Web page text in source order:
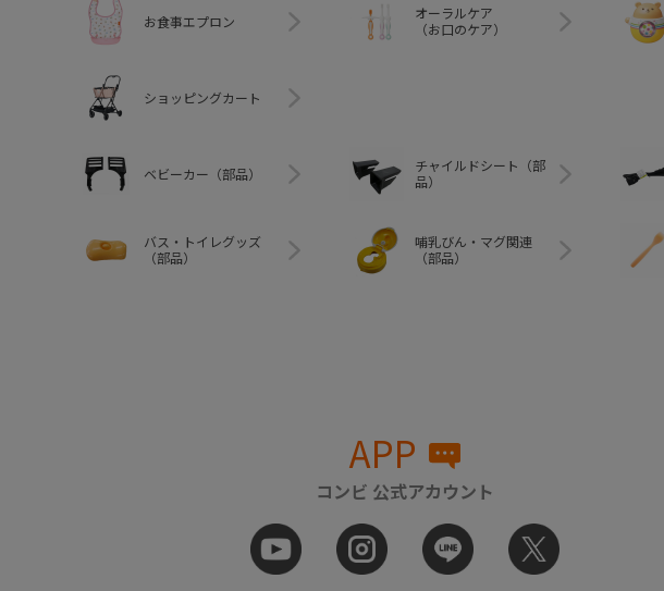
お食事エプロン
オーラルケア
（お口のケア）
ショッピングカート
ベビーカー（部品）
チャイルドシート（部
品）
バス・トイレグッズ
（部品）
哺乳びん・マグ関連
（部品）
APP
コンビ 公式アカウント